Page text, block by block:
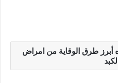
أبرز طرق الوقاية من امراض